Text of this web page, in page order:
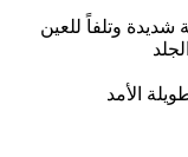
وتلفاً للعين
الأمد